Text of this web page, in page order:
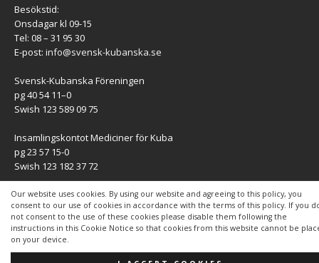
Our website uses cookies. By using our website and agreeing to this policy, you
consent to our use of cookies in accordance with the terms of this policy. If you
not consent to the use of these cookies please disable them following the
instructions in this Cookie Notice so that cookies from this website cannot be
on your device.
Besökstid:
Onsdagar kl 09-15
Tel: 08 – 31 95 30
E-post: info@svensk-kubanska.se
Svensk-Kubanska Föreningen
pg 40 54 11–0
Swish 123 589 09 75
Insamlingskontot Mediciner för Kuba
pg 23 57 15-0
Swish 123 182 37 72
KONTAKT
Kontaktuppgifter